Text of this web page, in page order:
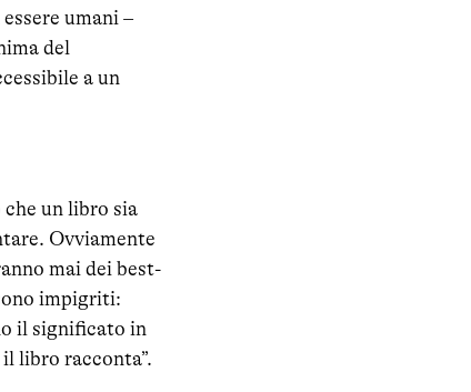
umani –
del
a un
un libro sia
Ovviamente
mai dei best-
impigriti:
il significato in
libro racconta”.